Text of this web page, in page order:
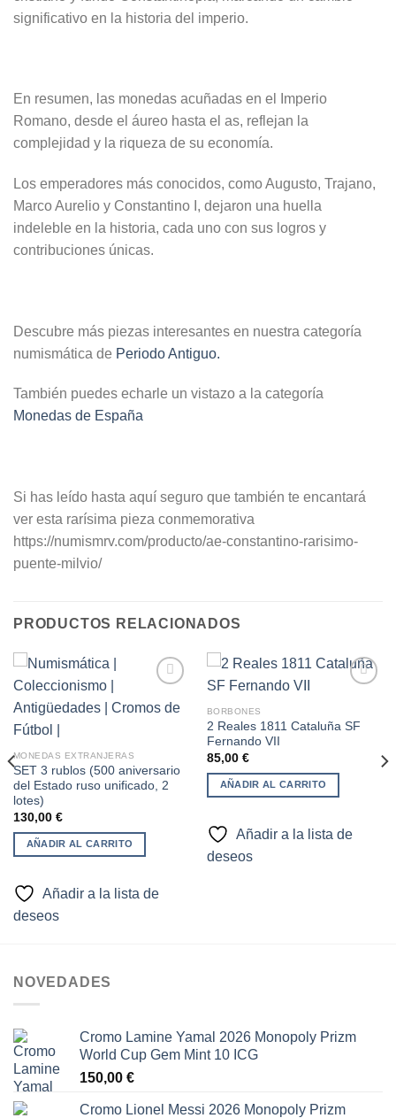
significativo en la historia del imperio.
En resumen, las monedas acuñadas en el Imperio
Romano, desde el áureo hasta el as, reflejan la
complejidad y la riqueza de su economía.
Los emperadores más conocidos, como Augusto, Trajano,
Marco Aurelio y Constantino I, dejaron una huella
indeleble en la historia, cada uno con sus logros y
contribuciones únicas.
Descubre más piezas interesantes en nuestra categoría
numismática de Periodo Antiguo.
También puedes echarle un vistazo a la categoría
Monedas de España
Si has leído hasta aquí seguro que también te encantará
ver esta rarísima pieza conmemorativa
https://numismrv.com/producto/ae-constantino-rarisimo-
puente-milvio/
PRODUCTOS RELACIONADOS
deseos
MONEDAS EXTRANJERAS
SET 3 rublos (500 aniversario
del Estado ruso unificado, 2
lotes)
130,00 €
AÑADIR AL CARRITO
Añadir a la lista de
deseos
Añadir
BORBONES
2 Reales 1811 Cataluña SF
Fernando VII
85,00 €
AÑADIR AL CARRITO
Añadir a la lista de
deseos
NOVEDADES
Cromo Lamine Yamal 2026 Monopoly Prizm
World Cup Gem Mint 10 ICG
150,00 €
Cromo Lionel Messi 2026 Monopoly Prizm